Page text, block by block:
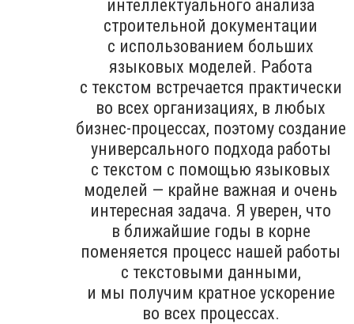
интеллектуального анализа
строительной документации
с использованием больших
языковых моделей. Работа
с текстом встречается практически
во всех организациях, в любых
бизнес-процессах, поэтому создание
универсального подхода работы
с текстом с помощью языковых
моделей — крайне важная и очень
интересная задача. Я уверен, что
в ближайшие годы в корне
поменяется процесс нашей работы
с текстовыми данными,
и мы получим кратное ускорение
во всех процессах.